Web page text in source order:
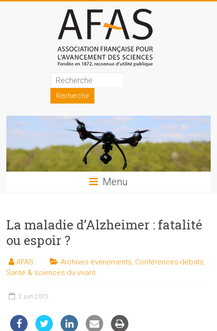
Association
française
pour
l'avancement
des
sciences
les
sciences
et
les
techniques
du
Menu
La maladie d’Alzheimer : fatalité
ou espoir ?
AFAS Archives événements Conférences-débats
Santé & sciences du vivant
2 juin 2015